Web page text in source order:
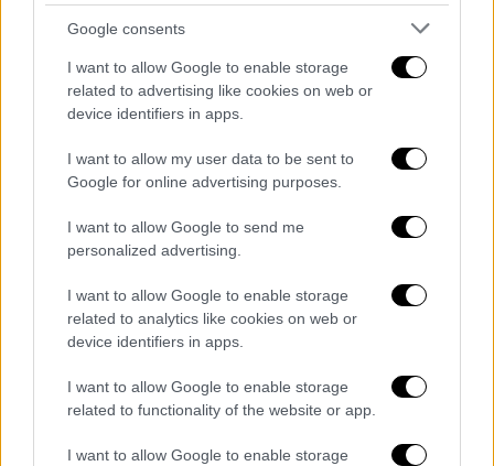
Google consents
I want to allow Google to enable storage
related to advertising like cookies on web or
device identifiers in apps.
I want to allow my user data to be sent to
Google for online advertising purposes.
I want to allow Google to send me
personalized advertising.
I want to allow Google to enable storage
related to analytics like cookies on web or
device identifiers in apps.
I want to allow Google to enable storage
related to functionality of the website or app.
I want to allow Google to enable storage
Με ευθύνη της κυβέρνησης ΝΔ,
εγκαταλείφθηκαν σταδιακά όλες οι
δικλείδες ασφαλείαςπου θα μπορούσαν
να έχουν αποτρέψει το τραγικό
που εκτός από οπτικό έλεγχο της
γραμμής στην περιοχή, όταν
λειτουργούσε, υπήρχε πάντα και
δεύτερος σταθμάρχης. Το
δευτεροβάθμιο κέντρο ελέγχου
στην
Καρόλου, το σύστημα
ραδιοεπικοινωνίας GSM-R και φυσικά, η
διαρκώς επιδεινώμενη κατάσταση στον
ΟΣΕ, με αποκορύφωμα, την «προδήλως
παράνομη» μετάταξη του μοιραίου
σταθμάρχη (ως ανωτέρω αναλύθηκε,